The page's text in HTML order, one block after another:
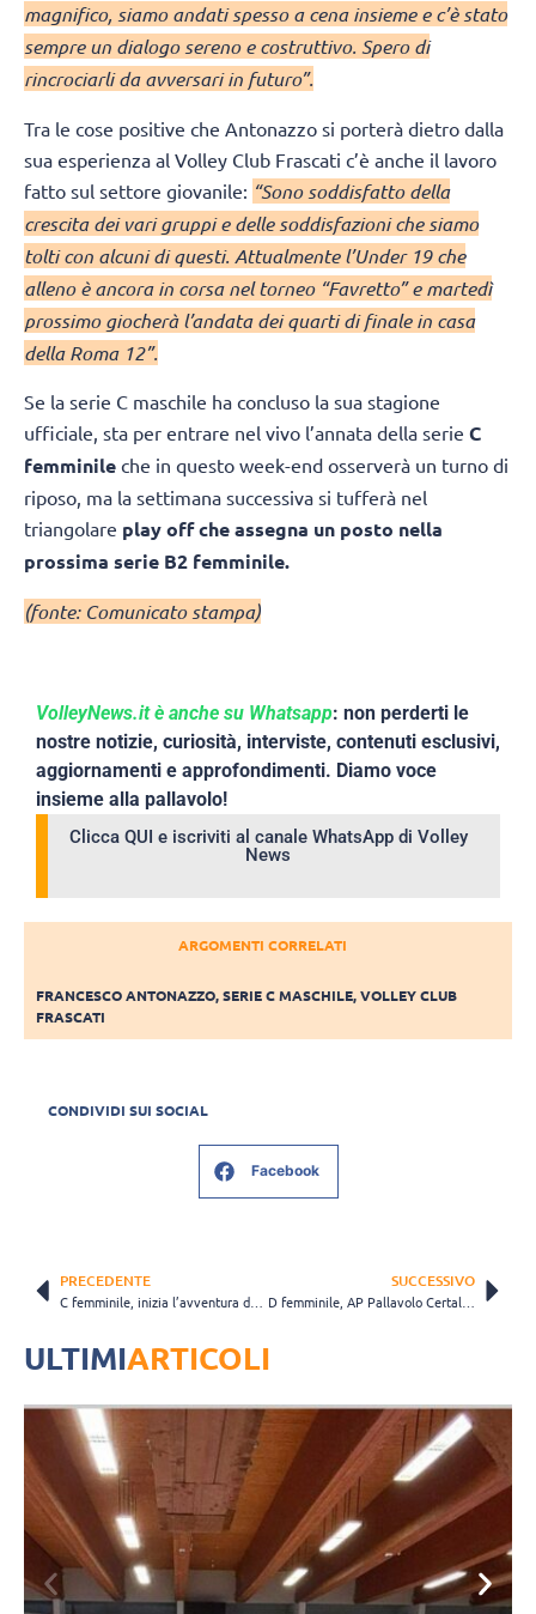
magnifico, siamo andati spesso a cena insieme e c’è stato
sempre un dialogo sereno e costruttivo. Spero di
rincrociarli da avversari in futuro”.
Tra le cose positive che Antonazzo si porterà dietro dalla
sua esperienza al Volley Club Frascati c’è anche il lavoro
fatto sul settore giovanile: “Sono soddisfatto della
crescita dei vari gruppi e delle soddisfazioni che siamo
tolti con alcuni di questi. Attualmente l’Under 19 che
alleno è ancora in corsa nel torneo “Favretto” e martedì
prossimo giocherà l’andata dei quarti di finale in casa
della Roma 12”.
Se la serie C maschile ha concluso la sua stagione
ufficiale, sta per entrare nel vivo l’annata della serie C
femminile che in questo week-end osserverà un turno di
riposo, ma la settimana successiva si tufferà nel
triangolare play off che assegna un posto nella
prossima serie B2 femminile.
(fonte: Comunicato stampa)
VolleyNews.it è anche su Whatsapp: non perderti le
nostre notizie, curiosità, interviste, contenuti esclusivi,
aggiornamenti e approfondimenti. Diamo voce
insieme alla pallavolo!
Clicca QUI e iscriviti al canale WhatsApp di Volley
News
ARGOMENTI CORRELATI
FRANCESCO ANTONAZZO,SERIE C MASCHILE,VOLLEY CLUB
FRASCATI
CONDIVIDI SUI SOCIAL
Facebook
PRECEDENTE SUCCESSIVO
ULTIMIARTICOLI